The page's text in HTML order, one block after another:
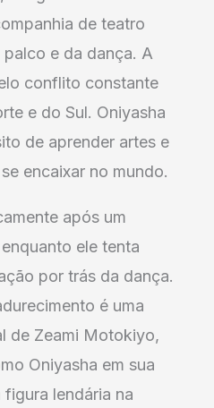
de teatro
e da dança. A
conflito constante
e do Sul. Oniyasha
de aprender artes e
encaixar no mundo.
após um
ele tenta
por trás da dança.
é uma
de Zeami Motokiyo,
Oniyasha em sua
figura lendária na